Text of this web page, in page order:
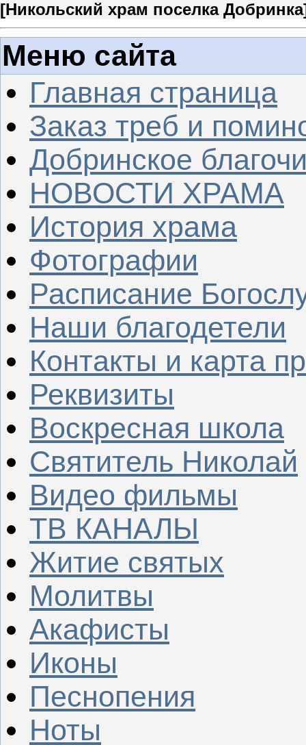
[Никольский храм поселка Добринка
Меню сайта
Главная страница
Заказ треб и
Добринское
НОВОСТИ ХРАМА
История храма
Фотографии
Расписание
Наши благодетели
Контакты и карта
Реквизиты
Воскресная школа
Святитель Николай
Видео фильмы
ТВ КАНАЛЫ
Житие святых
Молитвы
Акафисты
Иконы
Песнопения
Ноты